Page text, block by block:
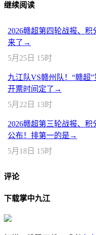
继续阅读
2026赣超第四轮战报、积
来了→
5月25日 15时
九江队VS赣州队！“赣超
开票时间定了→
5月22日 13时
2026赣超第三轮战报、积
公布！排第一的是→
5月18日 15时
评论
下载掌中九江